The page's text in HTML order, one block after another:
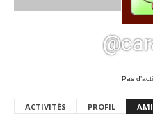
Pas
ACTIVITÉS PROFIL